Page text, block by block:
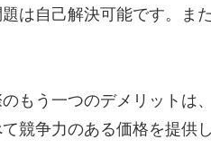
は自己解決可能です。
もう一つのデメリット
競争力のある価格を提